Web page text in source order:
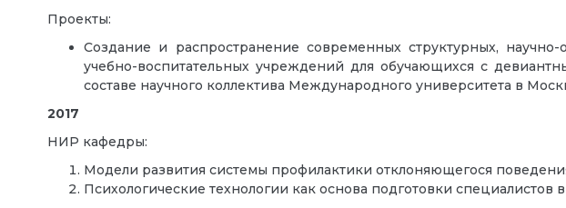
Проекты:
Создание и распространение современных структурных,
учебно-воспитательных учреждений для обучающихся с
составе научного коллектива Международного университета в
2017
НИР кафедры:
Модели развития системы профилактики отклоняющегося
Психологические технологии как основа подготовки